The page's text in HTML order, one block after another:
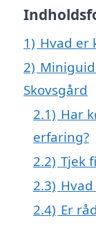
1) Hvad er
2)
Skovsgård
2.1) Har
erfaring?
2.2) Tjek
2.3)
2.4) Er